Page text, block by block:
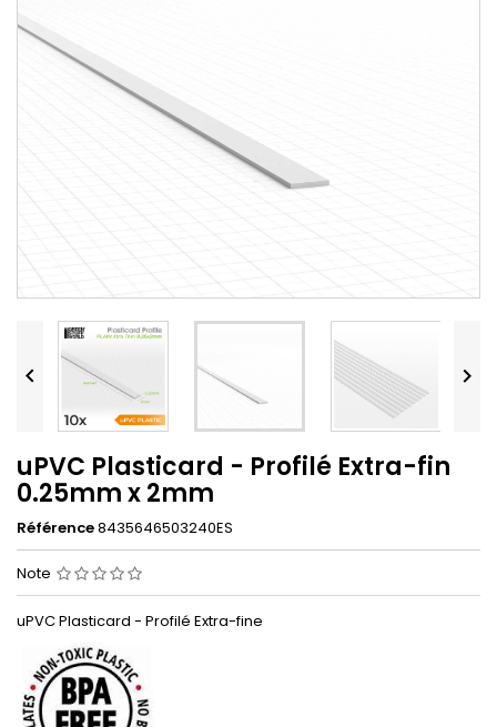
 
uPVC Plasticard - Profilé Extra-fin
0.25mm x 2mm
Référence8435646503240ES
Note
uPVC Plasticard - Profilé Extra-fine